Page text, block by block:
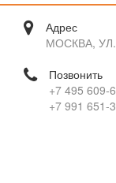
Адрес
МОСКВА,
Позвонить
+7 495 609-
+7 991 651-